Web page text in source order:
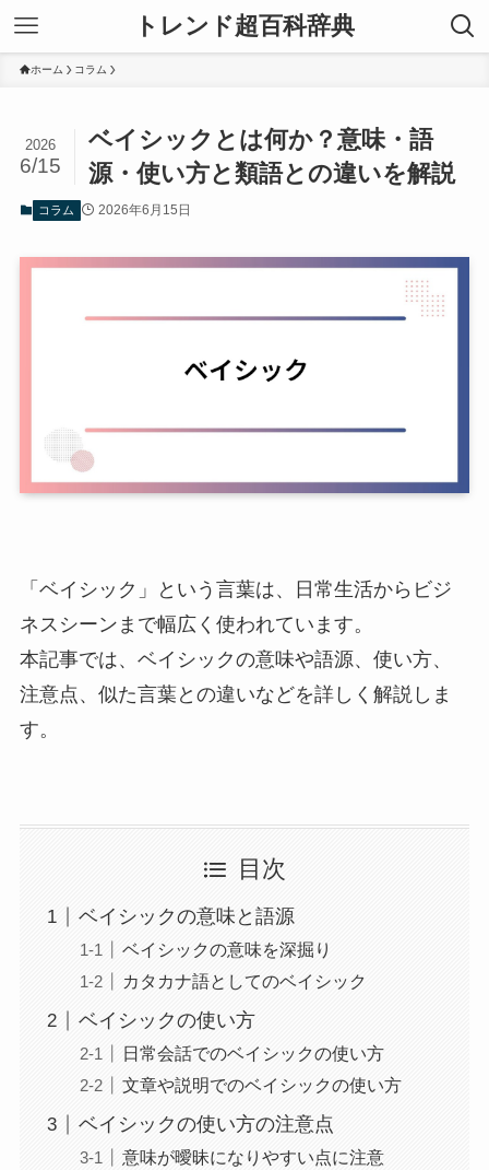
トレンド超百科辞典
ホーム コラム
ベイシックとは何か？意味・語
源・使い方と類語との違いを解説
2026
6/15
コラム 2026年6月15日
「ベイシック」という言葉は、日常生活からビジ
ネスシーンまで幅広く使われています。
本記事では、ベイシックの意味や語源、使い方、
注意点、似た言葉との違いなどを詳しく解説しま
す。
目次
ベイシックの意味と語源
ベイシックの意味を深掘り
カタカナ語としてのベイシック
ベイシックの使い方
日常会話でのベイシックの使い方
文章や説明でのベイシックの使い方
ベイシックの使い方の注意点
意味が曖昧になりやすい点に注意